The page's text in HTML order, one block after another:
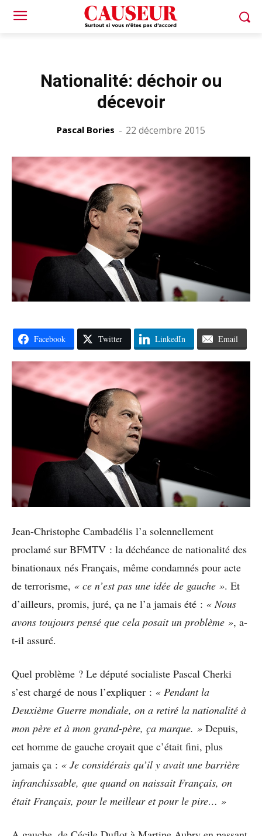
Nationalité: déchoir ou
décevoir
Pascal Bories - 22 décembre 2015
Facebook Twitter LinkedIn Email
Jean-Christophe Cambadélis l’a solennellement
proclamé sur BFMTV : la déchéance de nationalité des
binationaux nés Français, même condamnés pour acte
de terrorisme, « ce n’est pas une idée de gauche ». Et
d’ailleurs, promis, juré, ça ne l’a jamais été : « Nous
avons toujours pensé que cela posait un problème », a-
t-il assuré.
Quel problème ? Le député socialiste Pascal Cherki
s’est chargé de nous l’expliquer : « Pendant la
Deuxième Guerre mondiale, on a retiré la nationalité à
mon père et à mon grand-père, ça marque. » Depuis,
cet homme de gauche croyait que c’était fini, plus
jamais ça : « Je considérais qu’il y avait une barrière
infranchissable, que quand on naissait Français, on
était Français, pour le meilleur et pour le pire… »